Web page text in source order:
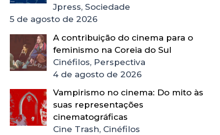
Jpress, Sociedade
5 de agosto de 2026
A contribuição do cinema para o
feminismo na Coreia do Sul
Cinéfilos, Perspectiva
4 de agosto de 2026
Vampirismo no cinema: Do mito às
suas representações
cinematográficas
Cine Trash, Cinéfilos